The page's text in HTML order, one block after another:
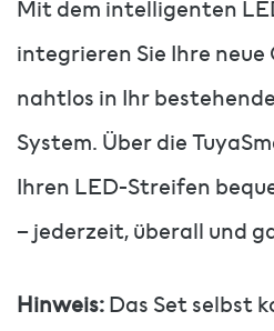
Mit dem intelligenten
integrieren Sie Ihre
nahtlos in Ihr
System. Über die
Ihren LED-Streifen
– jederzeit, überall und
Hinweis:Das Set selbst